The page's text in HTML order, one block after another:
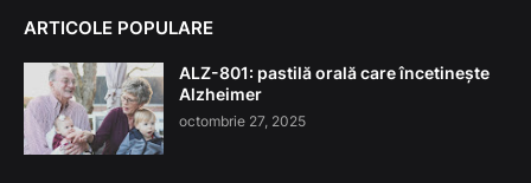
ARTICOLE POPULARE
ALZ-801: pastilă orală care încetinește
Alzheimer
octombrie 27, 2025